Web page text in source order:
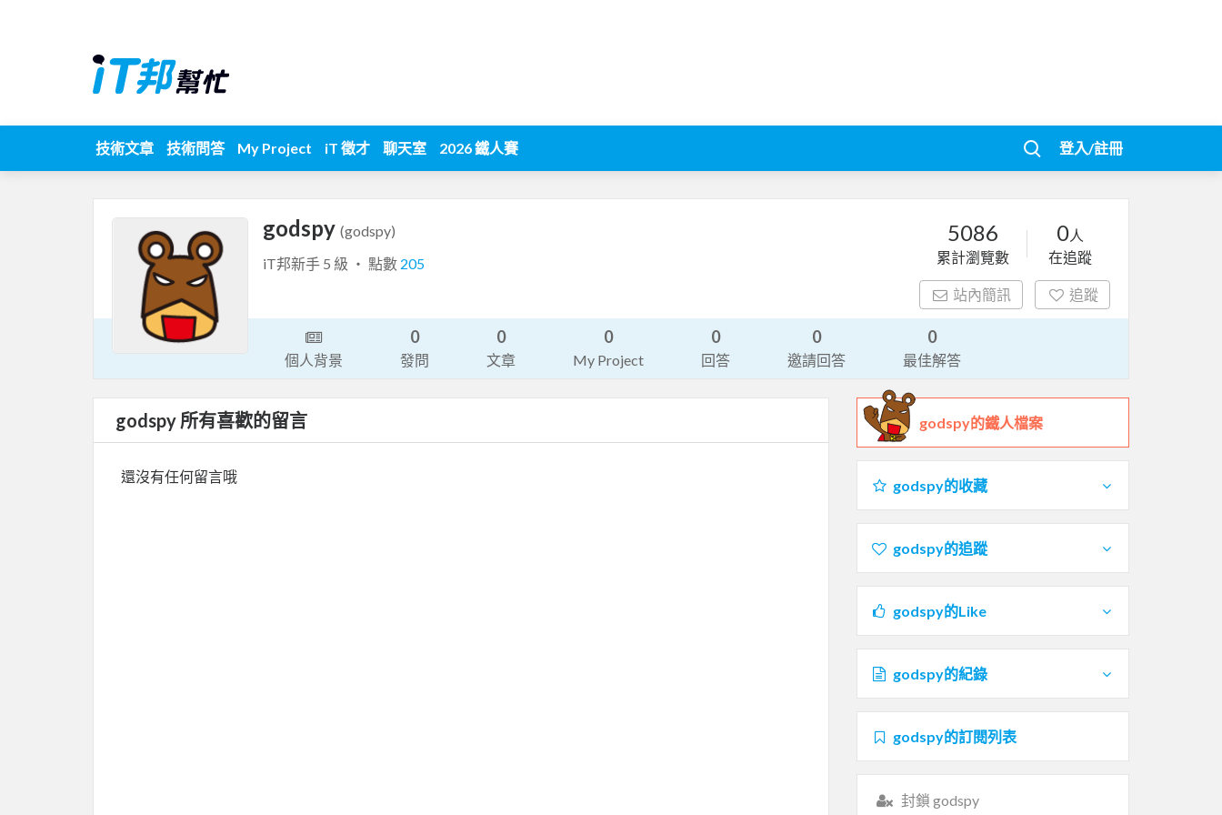
技術文章 技術問答 My Project iT 徵才 聊天室 2026 鐵人賽 登入/註冊
godspy (godspy)
iT邦新手 5 級 ‧ 點數 205
5086
累計瀏覽數
0人
在追蹤
站內簡訊 追蹤
個人背景
0
發問
0
文章
0
My Project
0
回答
0
邀請回答
0
最佳解答
godspy 所有喜歡的留言
還沒有任何留言哦
godspy的鐵人檔案
godspy的收藏
godspy的追蹤
godspy的Like
godspy的紀錄
godspy的訂閱列表
封鎖 godspy